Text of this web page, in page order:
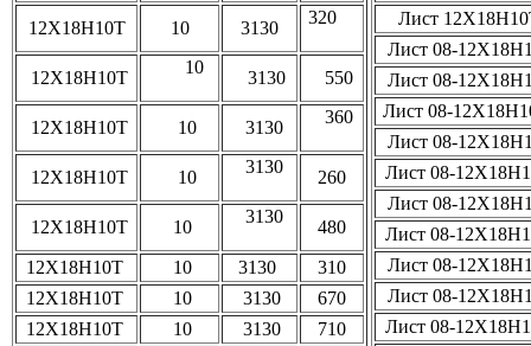
12Х18Н10Т 10 3130
320
12Х18Н10Т
10
3130 550
12Х18Н10Т 10 3130
360
12Х18Н10Т 10
3130
260
12Х18Н10Т 10
3130
480
12Х18Н10Т
10 3130
310
12Х18Н10Т
10 3130
670
12Х18Н10Т
10 3130
710
Лист
Лист 08-
Лист 08-
Лист 08-
Лист 08-
Лист 08-
Лист 08-
Лист 08-
Лист 08-
Лист 08-
Лист 08-